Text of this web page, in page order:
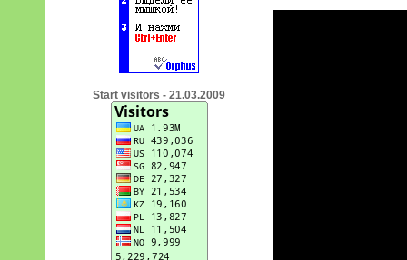
Start visitors - 21.03.2009